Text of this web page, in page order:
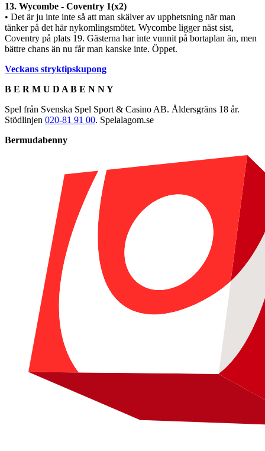
13. Wycombe - Coventry 1(x2)
• Det är ju inte inte så att man skälver av upphetsning när man
tänker på det här nykomlingsmötet. Wycombe ligger näst sist,
Coventry på plats 19. Gästerna har inte vunnit på bortaplan än, men
bättre chans än nu får man kanske inte. Öppet.
Veckans stryktipskupong
B E R M U D A B E N N Y
Spel från Svenska Spel Sport & Casino AB. Åldersgräns 18 år.
Stödlinjen 020-81 91 00. Spelalagom.se
Bermudabenny